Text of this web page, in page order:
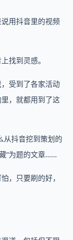
用抖音里的视频
找到灵感。
受到了各家活动
，就都用到了这
从抖音挖到策划的
”为题的文章……
，只要刷的好，